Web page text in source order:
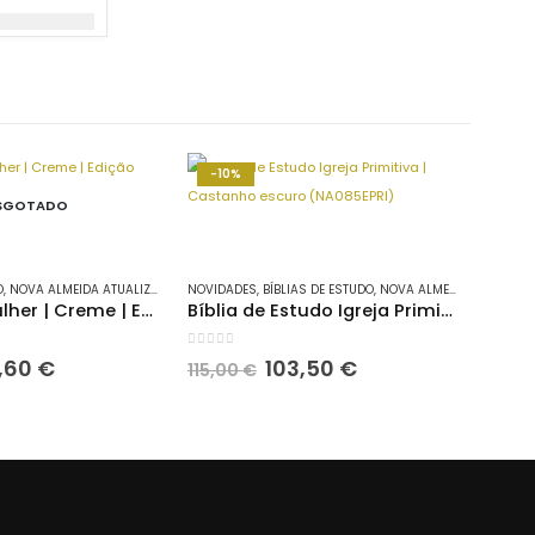
, NOVA ALMEIDA ATUALIZADA
Bíblia da Mulher | Creme | Edição pequena (NA065NBEM)
€.
€O
57,60 €.
-10%
NOVIDADES, BÍBLIAS DE ESTUDO, NOVA ALMEIDA ATUALIZADA
Bíblia de Estudo Igreja Primitiva | Castanho escuro (NA085EPRI)
115,00€ O
preço
115,00 €.
103,50 €O
103,50 €.